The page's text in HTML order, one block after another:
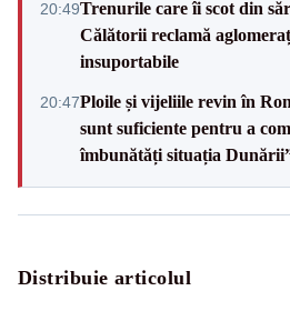
20:49Trenurile care îi scot din
Călătorii reclamă
insuportabile
20:47Ploile și vijeliile revin în
sunt suficiente pentru a
îmbunătăți situația
Distribuie articolul